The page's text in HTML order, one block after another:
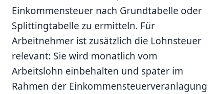
Einkommensteuer nach Grundtabelle oder
Splittingtabelle zu ermitteln. Für
Arbeitnehmer ist zusätzlich die Lohnsteuer
relevant: Sie wird monatlich vom
Arbeitslohn einbehalten und später im
Rahmen der Einkommensteuerveranlagung